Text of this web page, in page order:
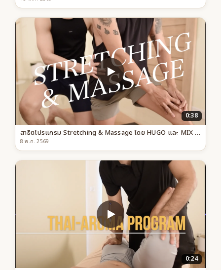
0:38
สาธิตโปรแกรม Stretching & Massage โดย HUGO และ MIX เทอราปิสชาย กรุงเทพ
8 พ.ค. 2569
0:24